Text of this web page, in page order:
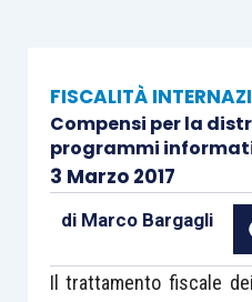
FISCALITÀ
Compensi per la
programmi
3 Marzo 2017
di Marco Bargagli
Il trattamento fiscale dei